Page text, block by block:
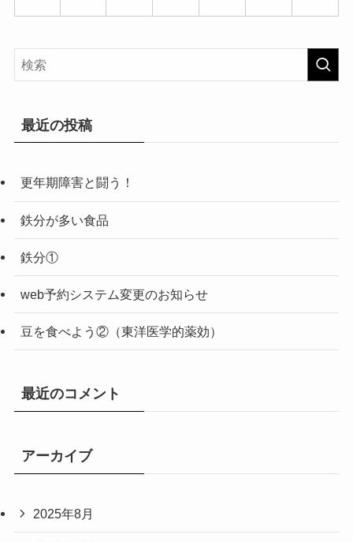
最近の投稿
更年期障害と闘う！
鉄分が多い食品
鉄分①
web予約システム変更のお知らせ
豆を食べよう②（東洋医学的薬効）
最近のコメント
アーカイブ
2025年8月